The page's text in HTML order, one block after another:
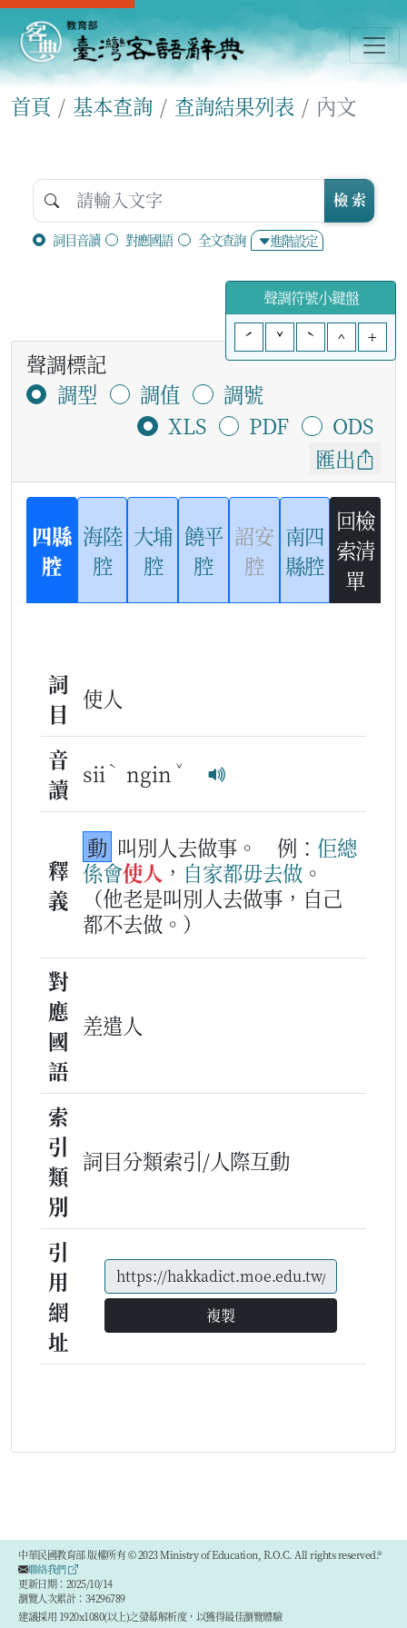
首頁 基本查詢 查詢結果列表 內文
詞目音讀 對應國語 全文查詢 進階設定
檢 索
聲調符號小鍵盤
ˊ
ˇ ˋ ^ +
聲調標記
調型
調值
調號
XLS
PDF
ODS
匯出
四縣
腔
海陸
腔
大埔
腔
饒平
腔
詔安
腔
南四
縣腔
回檢
索清
單
詞
目
使人
音
讀
sii ˋ ngin ˇ
釋
義
動 叫別人去做事。 例： 佢總
係會使人 ， 自家都毋去做 。
（他老是叫別人去做事，自己
都不去做。）
對
應
國
語
差遣人
索
引
類
別
詞目分類索引/人際互動
引
用
網
址
複製
中華民國教育部 版權所有 © 2023 Ministry of Education, R.O.C. All rights reserved.®
聯絡我們
更新日期：2025/10/14
瀏覽人次累計：34296789
建議採用 1920x1080(以上)之螢幕解析度，以獲得最佳瀏覽體驗